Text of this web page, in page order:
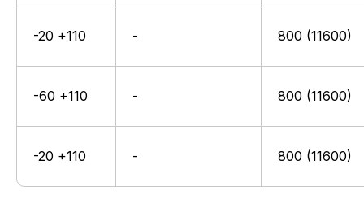
-20 +110 - 800 (11600)
-60 +110 - 800 (11600)
-20 +110 - 800 (11600)